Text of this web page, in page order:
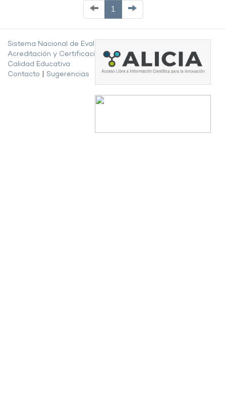
1
Sistema Nacional de Evaluación,
Acreditación y Certificación de la
Calidad Educativa
Contacto
Sugerencias